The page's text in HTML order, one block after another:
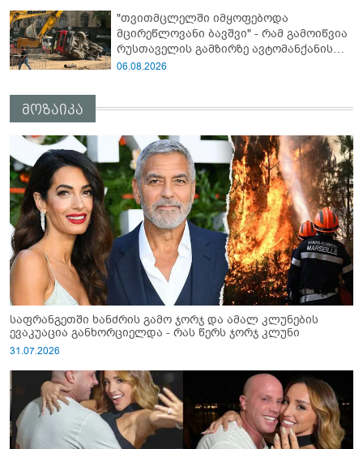
არამედ აღვადგინო ხაზის ტელეფონიც" -
გია ჯაფარიძე
"თვითმცლელში იმყოფებოდა
მცირეწლოვანი ბავშვი" - რამ გამოიწვია
რუსთაველის გამზირზე ავტომანქანის
გადაბრუნება: “ჯივიპი” განცხადებას
06.08.2026
მოზაიკა
საფრანგეთში ხანძრის გამო ჯორჯ და ამალ კლუნების
ევაკუაცია განხორციელდა - რას წერს ჯორჯ კლუნი
31.07.2026